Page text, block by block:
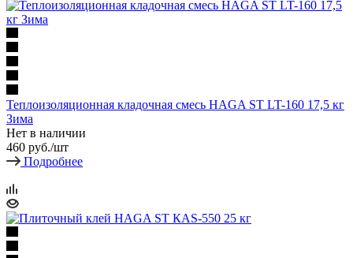
Теплоизоляционная кладочная смесь HAGA ST LT-160 17,5 кг
Зима
Нет в наличии
460 руб./шт
Подробнее